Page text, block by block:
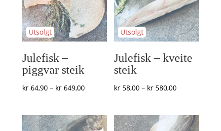
Julefisk –
piggvar steik
kr64,90 – kr649,00Prisområde:
til
kr 649,00
Julefisk – kveite
steik
kr 58,00 – kr 580,00Prisområde:
til
kr 580,00